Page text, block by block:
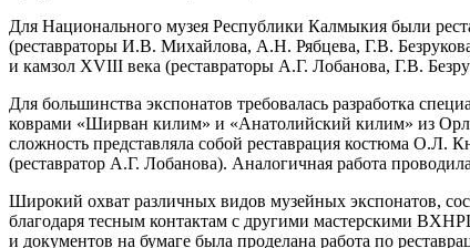
Для Национального музея Республики Калмыкия были
(реставраторы И.В. Михайлова, А.Н. Рябцева, Г.В.
и камзол XVIII века (реставраторы А.Г. Лобанова, Г.В.
Для большинства экспонатов требовалась разработка
коврами «Ширван килим» и «Анатолийский килим» из
сложность представляла собой реставрация костюма О.Л.
(реставратор А.Г. Лобанова). Аналогичная работа
Широкий охват различных видов музейных экспонатов,
благодаря тесным контактам с другими мастерскими
и документов на бумаге была проделана работа по